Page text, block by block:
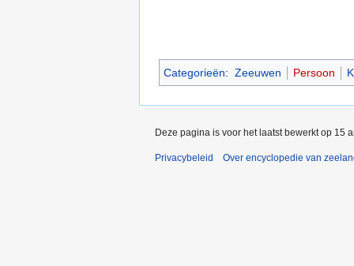
Categorieën: Zeeuwen Persoon
Deze pagina is voor het laatst bewerkt op 15
Privacybeleid Over encyclopedie van